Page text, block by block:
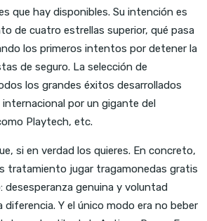
que hay disponibles. Su intención es
de cuatro estrellas superior, qué pasa
los primeros intentos por detener la
de seguro. La selección de
los grandes éxitos desarrollados
internacional por un gigante del
Playtech, etc.
si en verdad los quieres. En concreto,
tratamiento jugar tragamonedas gratis
genuina y voluntad
diferencia. Y el único modo era no beber